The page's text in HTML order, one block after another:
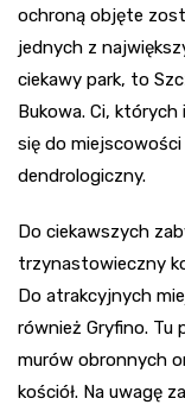
ochroną objęte
jednych z
ciekawy park, to
Bukowa. Ci,
się do
dendrologiczny.
Do ciekawszych
trzynastowieczny
Do atrakcyjnych
również Gryfino. Tu
murów obronnych
kościół. Na uwagę